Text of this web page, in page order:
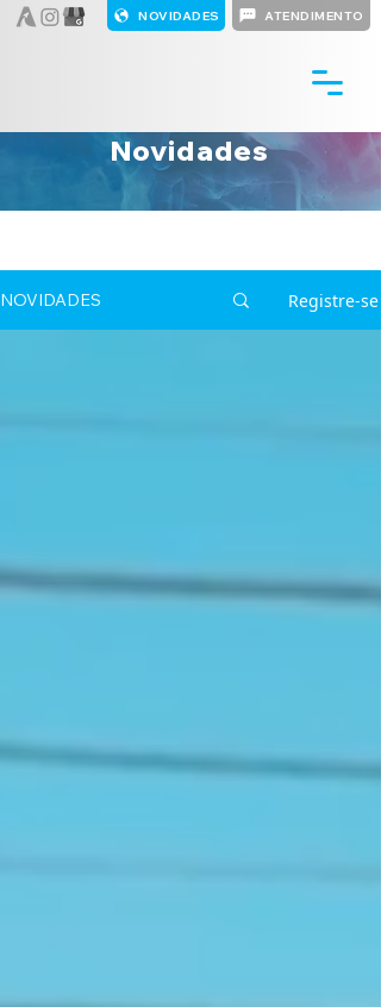
NOVIDADES ATENDIMENTO
Novidades
NOVIDADES Registre-se